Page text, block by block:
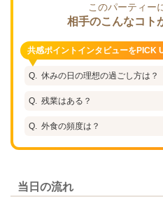
このパーティー
相手のこんなコト
共感ポイントインタビューをPICK
休みの日の理想の過ごし方は？
残業はある？
外食の頻度は？
当日の流れ